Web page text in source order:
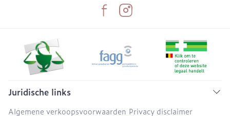
Juridische links
Algemene verkoopsvoorwaarden Privacy disclaimer